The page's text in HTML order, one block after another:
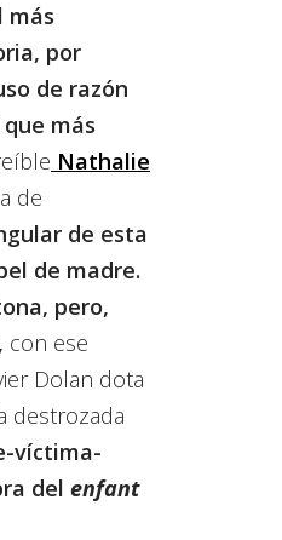
más
por
de razón
más
Nathalie
de
de esta
de madre.
pero,
con ese
Dolan dota
destrozada
víctima-
del enfant